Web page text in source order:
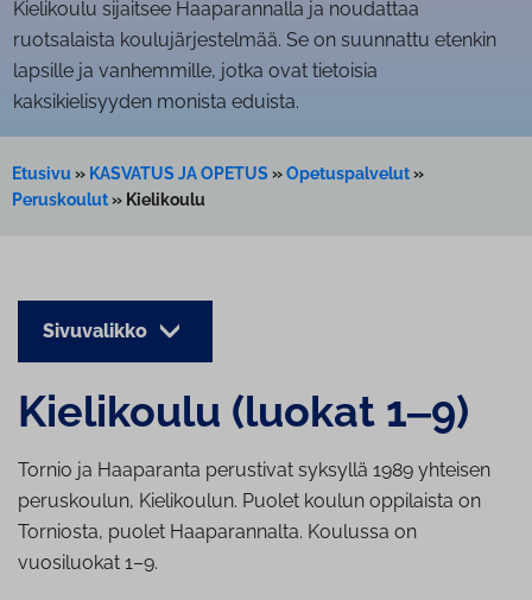
Kielikoulu sijaitsee Haaparannalla ja noudattaa
ruotsalaista koulujärjestelmää. Se on suunnattu etenkin
lapsille ja vanhemmille, jotka ovat tietoisia
kaksikielisyyden monista eduista.
Etusivu » KASVATUS JA OPETUS »Opetuspalvelut»
Peruskoulut» Kielikoulu
Sivuvalikko
Kielikoulu (luokat 1‒9)
Tornio ja Haaparanta perustivat syksyllä 1989 yhteisen
peruskoulun, Kielikoulun. Puolet koulun oppilaista on
Torniosta, puolet Haaparannalta. Koulussa on
vuosiluokat 1–9.